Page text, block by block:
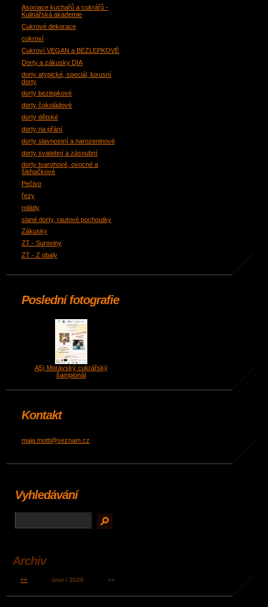
Asociace kuchařů a cukrářů -
Kulinářská akademie
Cukrové dekorace
cukroví
Cukroví VEGAN a BEZLEPKOVÉ
Dorty a zákusky DIA
dorty atypické, speciál, luxusní
dorty
dorty bezlepkové
dorty čokoládové
dorty dětské
dorty na přání
dorty slavnostní a narozeninové
dorty svatební a zásnubní
dorty tvarohové, ovocné a
šlehačkové
Pečivo
řezy
rolády
slané dorty, rautové pochoutky
Zákusky
ZT - Suroviny
ZT - Z obaly
Poslední fotografie
A5) Moravský cukrářský
šampionát
Kontakt
maja.motti@seznam.cz
Vyhledávání
Archiv
<< únor / 2026 >>